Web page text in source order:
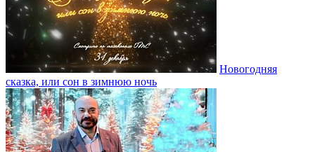
Новогодняя
сказка, или сон в зимнюю ночь